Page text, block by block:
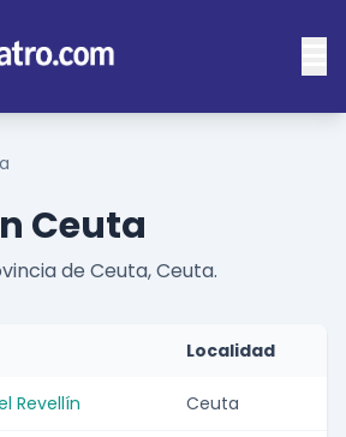
Ceuta
de Ceuta, Ceuta.
Localidad
Revellín Ceuta